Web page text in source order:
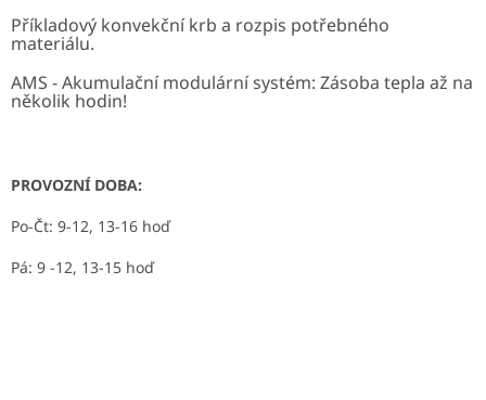
Příkladový konvekční krb a rozpis potřebného
materiálu.
AMS - Akumulační modulární systém: Zásoba tepla až na
několik hodin!
PROVOZNÍ DOBA:
Po-Čt: 9-12, 13-16 hoď
Pá: 9 -12, 13-15 hoď